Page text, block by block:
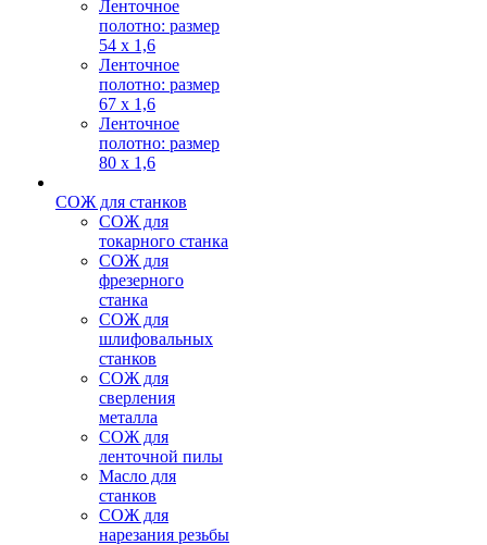
Ленточное
полотно: размер
54 х 1,6
Ленточное
полотно: размер
67 х 1,6
Ленточное
полотно: размер
80 х 1,6
СОЖ для станков
СОЖ для
токарного станка
СОЖ для
фрезерного
станка
СОЖ для
шлифовальных
станков
СОЖ для
сверления
металла
СОЖ для
ленточной пилы
Масло для
станков
СОЖ для
нарезания резьбы